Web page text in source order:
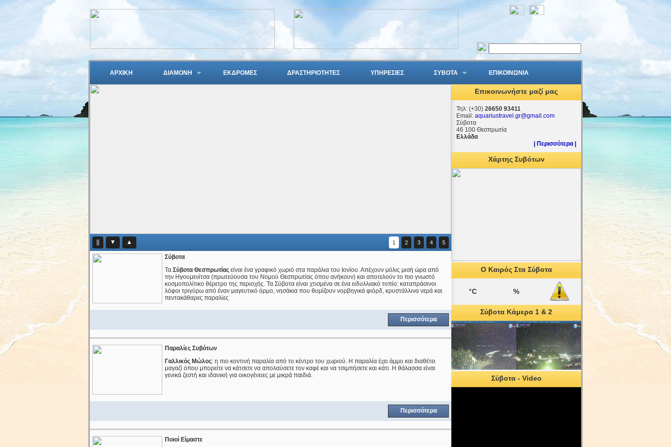
ΑΡΧΙΚΗ ΔΙΑΜΟΝΗ ΕΚΔΡΟΜΕΣ ΔΡΑΣΤΗΡΙΟΤΗΤΕΣ ΥΠΗΡΕΣΙΕΣ ΣΥΒΟΤΑ ΕΠΙΚΟΙΝΩΝΙΑ
▼ ▲ 1 2 3 4 5
Σύβοτα
Τα Σύβοτα Θεσπρωτίας είναι ένα γραφικό χωριό στα παράλια του Ιονίου. Απέχουν μόλις μισή ώρα από
την Ηγουμενίτσα (πρωτεύουσα του Νομού Θεσπρωτίας όπου ανήκουν) και αποτελούν το πιο γνωστό
κοσμοπολίτικο θέρετρο της περιοχής. Τα Σύβοτα είναι χτισμένα σε ένα ειδυλλιακό τοπίο: καταπράσινοι
λόφοι τριγύρω από έναν μαγευτικό όρμο, νησάκια που θυμίζουν νορβηγικά φιόρδ, κρυστάλλινα νερά και
πεντακάθαρες παραλίες
Περισσότερα
Παραλίες Συβότων
Γαλλικός Μώλος: η πιο κοντινή παραλία από το κέντρο του χωριού. Η παραλία έχει άμμο και διαθέτει
μαγαζί όπου μπορείτε να κάτσετε να απολαύσετε τον καφέ και να τσιμπήσετε και κάτι. Η θάλασσα είναι
γενικά ζεστή και ιδανική για οικογένειες με μικρά παιδιά.
Περισσότερα
Ποιοί Είμαστε
Επικοινωνήστε μαζί μας
Τηλ: (+30) 26650 93411
Email: aquariustravel.gr@gmail.com
Σύβοτα
46 100 Θεσπρωτία
Ελλάδα
| Περισσότερα |
Χάρτης Συβότων
Ο Καιρός Στα Σύβοτα
°C %
Σύβοτα Κάμερα 1 & 2
Σύβοτα - Video